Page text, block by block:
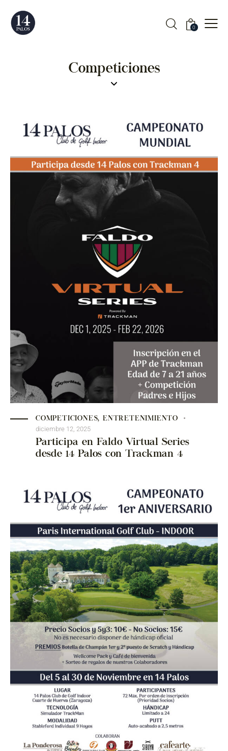
0
Competiciones
COMPETICIONES,ENTRETENIMIENTO
diciembre 12, 2025
Participa en Faldo Virtual Series
desde 14 Palos con Trackman 4